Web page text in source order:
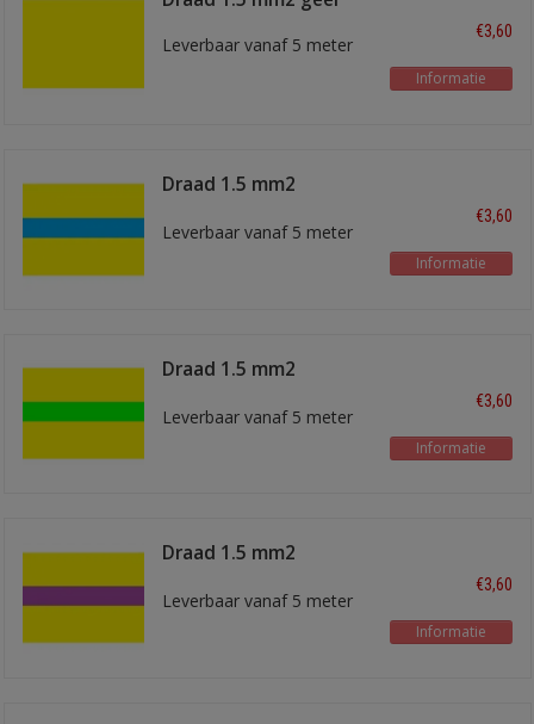
Leverbaar vanaf 5 meter
€3,60
Informatie
Draad 1.5 mm2
Leverbaar vanaf 5 meter
€3,60
Informatie
Draad 1.5 mm2
Leverbaar vanaf 5 meter
€3,60
Informatie
Draad 1.5 mm2
Leverbaar vanaf 5 meter
€3,60
Informatie